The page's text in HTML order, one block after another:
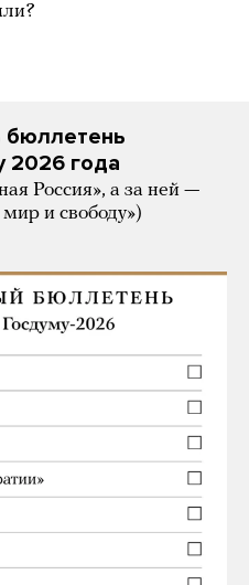
бюллетень
2026 года
Россия», а за ней —
и свободу»)